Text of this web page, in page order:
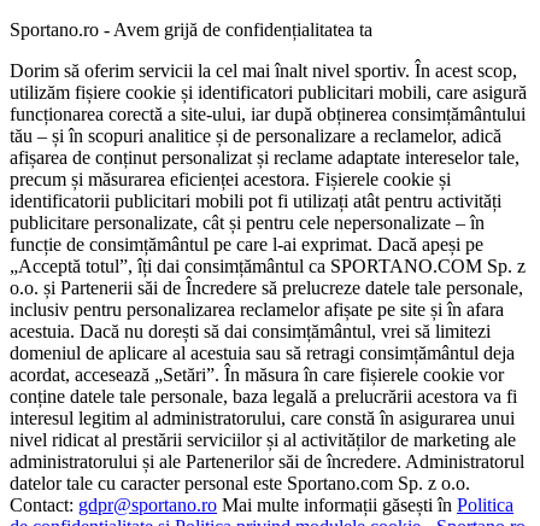
Sportano.ro - Avem grijă de confidențialitatea ta
Dorim să oferim servicii la cel mai înalt nivel sportiv. În acest scop,
utilizăm fișiere cookie și identificatori publicitari mobili, care asigură
funcționarea corectă a site-ului, iar după obținerea consimțământului
tău – și în scopuri analitice și de personalizare a reclamelor, adică
afișarea de conținut personalizat și reclame adaptate intereselor tale,
precum și măsurarea eficienței acestora. Fișierele cookie și
identificatorii publicitari mobili pot fi utilizați atât pentru activități
publicitare personalizate, cât și pentru cele nepersonalizate – în
funcție de consimțământul pe care l-ai exprimat. Dacă apeși pe
„Acceptă totul”, îți dai consimțământul ca SPORTANO.COM Sp. z
o.o. și Partenerii săi de Încredere să prelucreze datele tale personale,
inclusiv pentru personalizarea reclamelor afișate pe site și în afara
acestuia. Dacă nu dorești să dai consimțământul, vrei să limitezi
domeniul de aplicare al acestuia sau să retragi consimțământul deja
acordat, accesează „Setări”. În măsura în care fișierele cookie vor
conține datele tale personale, baza legală a prelucrării acestora va fi
interesul legitim al administratorului, care constă în asigurarea unui
nivel ridicat al prestării serviciilor și al activităților de marketing ale
administratorului și ale Partenerilor săi de încredere. Administratorul
datelor tale cu caracter personal este Sportano.com Sp. z o.o.
Contact: gdpr@sportano.ro Mai multe informații găsești în Politica